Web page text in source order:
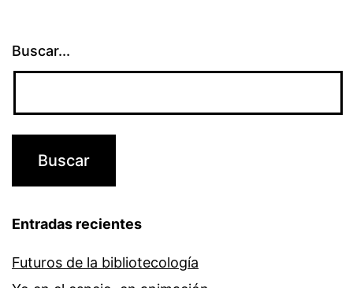
Buscar...
Entradas recientes
Futuros de la bibliotecología